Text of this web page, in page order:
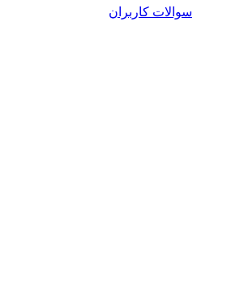
سوالات کاربران